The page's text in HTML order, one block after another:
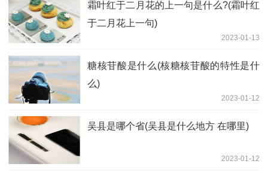
霜叶红于二月花的上一句是什么?(霜叶红
于二月花上一句)
2023-01-13
糖核苷酸是什么(核糖核苷酸的特性是什
么)
2023-01-12
吴县是哪个省(吴县是什么地方 在哪里)
2023-01-12